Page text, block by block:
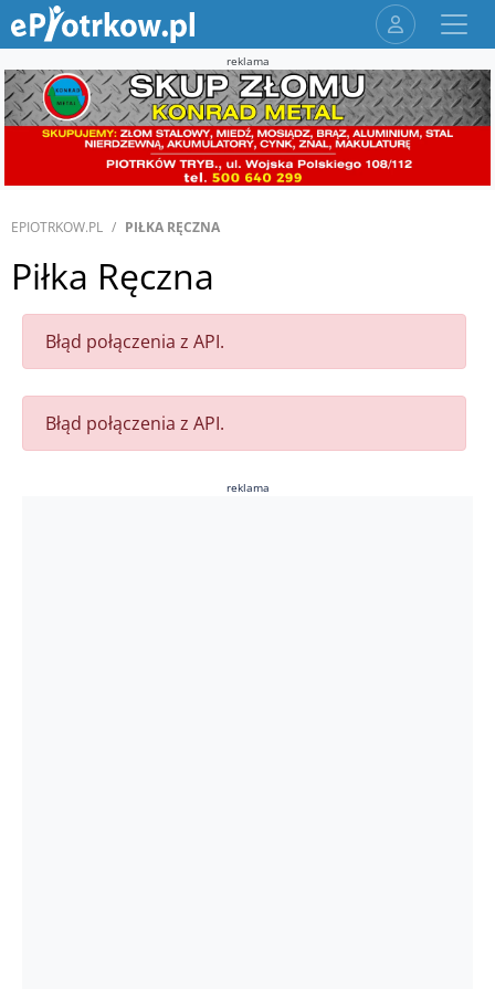
reklama
EPIOTRKOW.PL PIŁKA RĘCZNA
Piłka Ręczna
Błąd połączenia z API.
Błąd połączenia z API.
reklama